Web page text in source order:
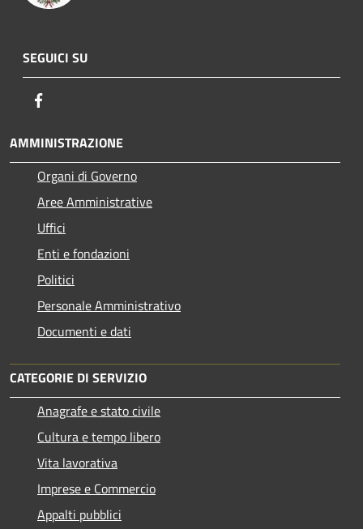
SEGUICI SU
AMMINISTRAZIONE
Organi di Governo
Aree Amministrative
Uffici
Enti e fondazioni
Politici
Personale Amministrativo
Documenti e dati
CATEGORIE DI SERVIZIO
Anagrafe e stato civile
Cultura e tempo libero
Vita lavorativa
Imprese e Commercio
Appalti pubblici